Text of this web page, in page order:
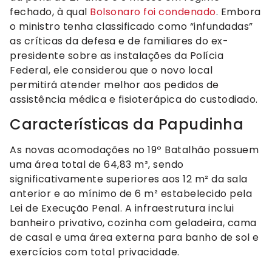
fechado, à qual Bolsonaro foi condenado. Embora
o ministro tenha classificado como “infundadas”
as críticas da defesa e de familiares do ex-
presidente sobre as instalações da Polícia
Federal, ele considerou que o novo local
permitirá atender melhor aos pedidos de
assistência médica e fisioterápica do custodiado.
Características da Papudinha
As novas acomodações no 19º Batalhão possuem
uma área total de 64,83 m², sendo
significativamente superiores aos 12 m² da sala
anterior e ao mínimo de 6 m² estabelecido pela
Lei de Execução Penal. A infraestrutura inclui
banheiro privativo, cozinha com geladeira, cama
de casal e uma área externa para banho de sol e
exercícios com total privacidade.